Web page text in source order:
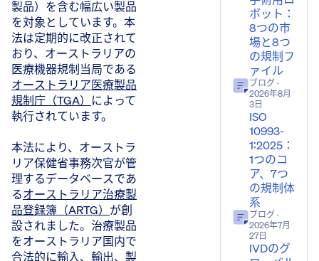
製品）を含む幅広い製品
を対象としています。本
法は定期的に改正されて
おり、オーストラリアの
医療機器規制当局である
オーストラリア医療製品
規制庁（TGA） によって
執行されています。
本法により、オーストラ
リア保健省事務次官が管
理するデータベースであ
るオーストラリア治療製
品登録簿（ARTG） が創
設されました。治療製品
をオーストラリア国内で
合法的に輸入、輸出、製
ボット：
8つの市
場と8つ
の規制フ
ァイル
ブログ·
2026年8月
3日
ISO
10993-
1:2025：
1つのコ
ア、7つ
の規制体
系
ブログ·
2026年7月
27日
IVDのグ